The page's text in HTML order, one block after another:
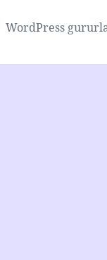
WordPress